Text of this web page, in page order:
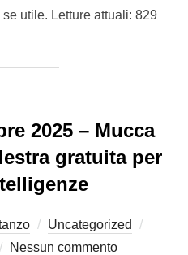
utile. Letture attuali: 829
2025 – Mucca
gratuita per
Uncategorized
Nessun commento